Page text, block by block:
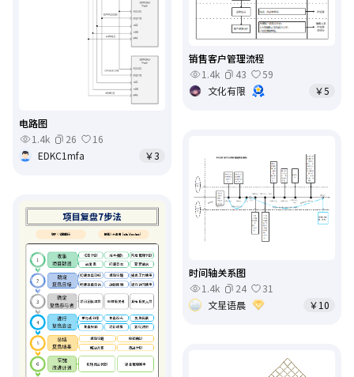
销售客户管理流程
1.4k
43
59
文化有限
￥5
电路图
1.4k
26
16
EDKC1mfa
￥3
时间轴关系图
1.4k
24
31
文星语晨
￥10